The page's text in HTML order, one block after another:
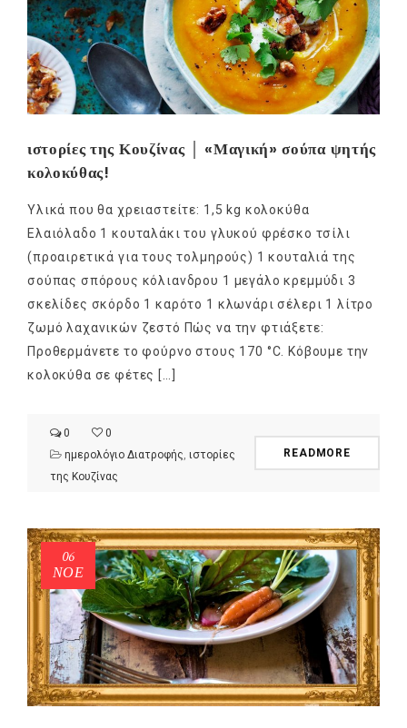
ιστορίες της Κουζίνας │ «Μαγική» σούπα ψητής
κολοκύθας!
Υλικά που θα χρειαστείτε: 1,5 kg κολοκύθα
Ελαιόλαδο 1 κουταλάκι του γλυκού φρέσκο τσίλι
(προαιρετικά για τους τολμηρούς) 1 κουταλιά της
σούπας σπόρους κόλιανδρου 1 μεγάλο κρεμμύδι 3
σκελίδες σκόρδο 1 καρότο 1 κλωνάρι σέλερι 1 λίτρο
ζωμό λαχανικών ζεστό Πώς να την φτιάξετε:
Προθερμάνετε το φούρνο στους 170 °C. Κόβουμε την
κολοκύθα σε φέτες […]
0
0
ημερολόγιο Διατροφής, ιστορίες
της Κουζίνας
READMORE
06
ΝΟΈ